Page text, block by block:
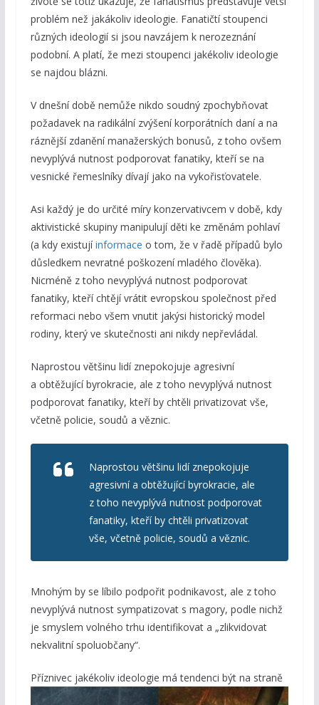
problém než jakákoliv ideologie. Fanatičtí stoupenci
různých ideologií si jsou navzájem k nerozeznání
podobní. A platí, že mezi stoupenci jakékoliv ideologie
se najdou blázni.
V dnešní době nemůže nikdo soudný zpochybňovat
požadavek na radikální zvýšení korporátních daní a na
ráznější zdanění manažerských bonusů, z toho ovšem
nevyplývá nutnost podporovat fanatiky, kteří se na
vesnické řemeslníky dívají jako na vykořisťovatele.
Asi každý je do určité míry konzervativcem v době, kdy
aktivistické skupiny manipulují děti ke změnám pohlaví
(a kdy existujíinformace o tom, že v řadě případů bylo
důsledkem nevratné poškození mladého člověka).
Nicméně z toho nevyplývá nutnost podporovat
fanatiky, kteří chtějí vrátit evropskou společnost před
reformaci nebo všem vnutit jakýsi historický model
rodiny, který ve skutečnosti ani nikdy nepřevládal.
Naprostou většinu lidí znepokojuje agresivní
a obtěžující byrokracie, ale z toho nevyplývá nutnost
podporovat fanatiky, kteří by chtěli privatizovat vše,
včetně policie, soudů a věznic.
Naprostou většinu lidí znepokojuje
agresivní a obtěžující byrokracie, ale
z toho nevyplývá nutnost podporovat
fanatiky, kteří by chtěli privatizovat
vše, včetně policie, soudů a věznic.
Mnohým by se líbilo podpořit podnikavost, ale z toho
nevyplývá nutnost sympatizovat s magory, podle nichž
je smyslem volného trhu identifikovat a „zlikvidovat
nekvalitní spoluobčany“.
Příznivec jakékoliv ideologie má tendenci být na straně